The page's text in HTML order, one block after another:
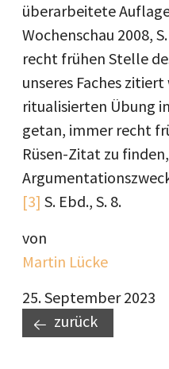
überarbeitete
Wochenschau 2008,
recht frühen Stelle
unseres Faches
ritualisierten Übung
getan, immer recht
Rüsen-Zitat zu
[3] S. Ebd., S. 8.
von
Martin Lücke
25. September 2023
zurück